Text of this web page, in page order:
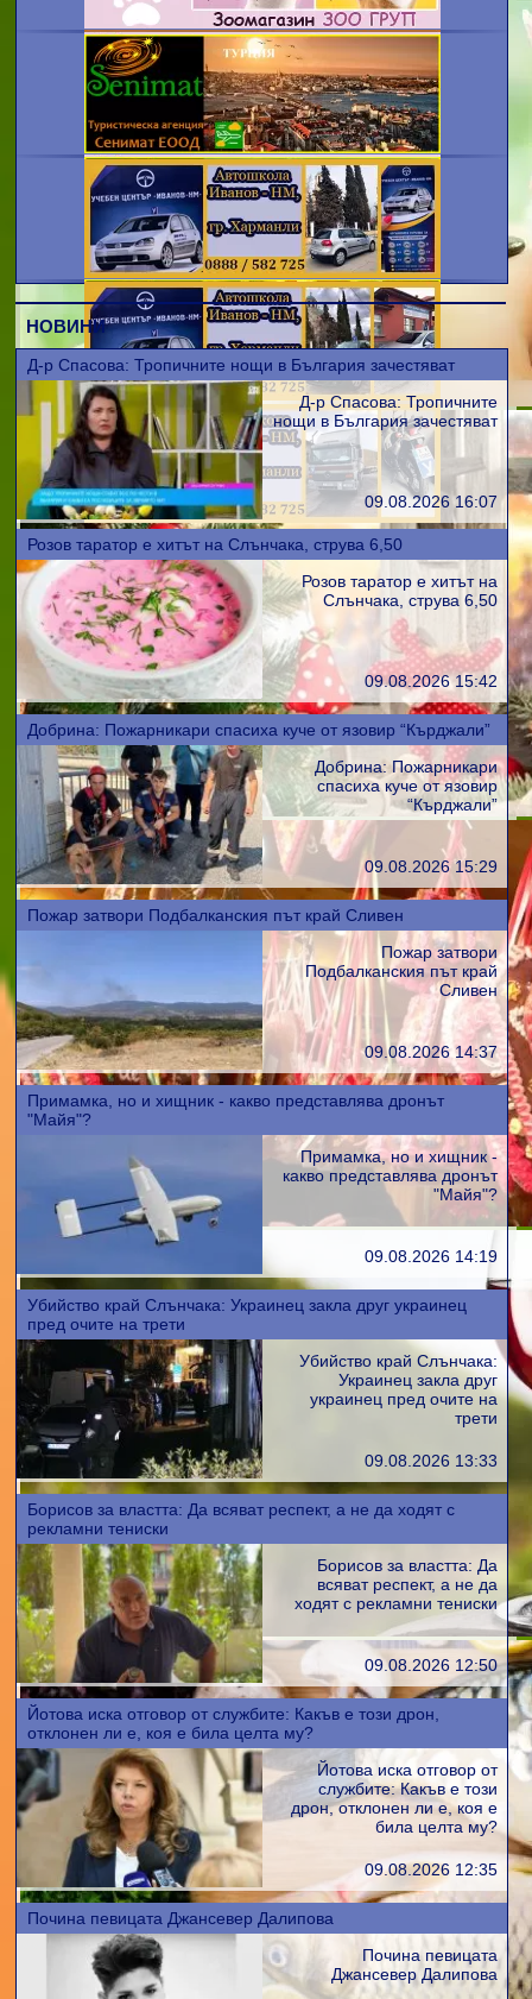
НОВИНИ
Д-р Спасова: Тропичните нощи в България зачестяват
Д-р Спасова: Тропичните
нощи в България зачестяват
09.08.2026 16:07
Розов таратор е хитът на Слънчака, струва 6,50
Розов таратор е хитът на
Слънчака, струва 6,50
09.08.2026 15:42
Добрина: Пожарникари спасиха куче от язовир “Кърджали”
Добрина: Пожарникари
спасиха куче от язовир
“Кърджали”
09.08.2026 15:29
Пожар затвори Подбалканския път край Сливен
Пожар затвори
Подбалканския път край
Сливен
09.08.2026 14:37
Примамка, но и хищник - какво представлява дронът
"Майя"?
Примамка, но и хищник -
какво представлява дронът
"Майя"?
09.08.2026 14:19
Убийство край Слънчака: Украинец закла друг украинец
пред очите на трети
Убийство край Слънчака:
Украинец закла друг
украинец пред очите на
трети
09.08.2026 13:33
Борисов за властта: Да всяват респект, а не да ходят с
рекламни тениски
Борисов за властта: Да
всяват респект, а не да
ходят с рекламни тениски
09.08.2026 12:50
Йотова иска отговор от службите: Какъв е този дрон,
отклонен ли е, коя е била целта му?
Йотова иска отговор от
службите: Какъв е този
дрон, отклонен ли е, коя е
била целта му?
09.08.2026 12:35
Почина певицата Джансевер Далипова
Почина певицата
Джансевер Далипова